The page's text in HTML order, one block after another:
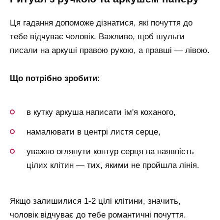
Ця гадання допоможе дізнатися, які почуття до
тебе відчуває чоловік. Важливо, щоб шульги
писали на аркуші правою рукою, а правші — лівою.
Що потрібно зробити:
в кутку аркуша написати ім'я коханого,
намалювати в центрі листя серце,
уважно оглянути контур серця на наявність
цілих клітин — тих, якими не пройшла лінія.
Якщо залишилися 1-2 цілі клітини, значить,
чоловік відчуває до тебе романтичні почуття.